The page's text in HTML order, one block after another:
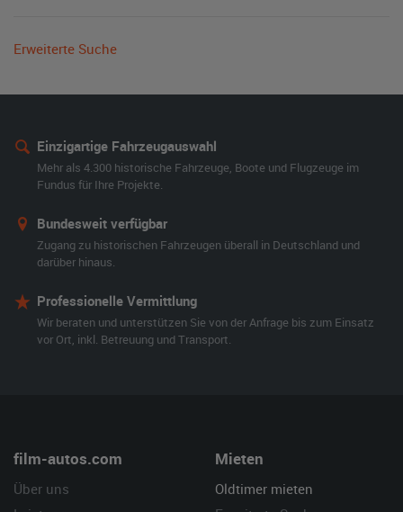
Erweiterte Suche
Einzigartige Fahrzeugauswahl
Mehr als 4.300 historische Fahrzeuge, Boote und Flugzeuge im
Fundus für Ihre Projekte.
Bundesweit verfügbar
Zugang zu historischen Fahrzeugen überall in Deutschland und
darüber hinaus.
Professionelle Vermittlung
Wir beraten und unterstützen Sie von der Anfrage bis zum Einsatz
vor Ort, inkl. Betreuung und Transport.
film-autos.com
Über uns
Mieten
Oldtimer mieten